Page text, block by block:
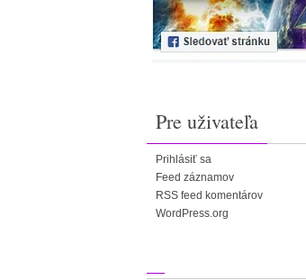
Pre uživateľa
Prihlásiť sa
Feed záznamov
RSS feed komentárov
WordPress.org